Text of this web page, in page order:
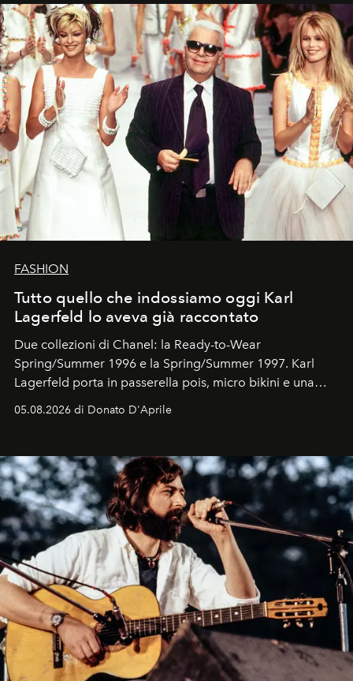
FASHION
Tutto quello che indossiamo oggi Karl
Lagerfeld lo aveva già raccontato
Due collezioni di Chanel: la Ready-to-Wear
Spring/Summer 1996 e la Spring/Summer 1997. Karl
Lagerfeld porta in passerella pois, micro bikini e una
Kate, Claudia e Carla una dietro l'altra. Trent'anni dopo,
uno dei documenti più contemporanei che abbiamo.
05.08.2026 di Donato D'Aprile